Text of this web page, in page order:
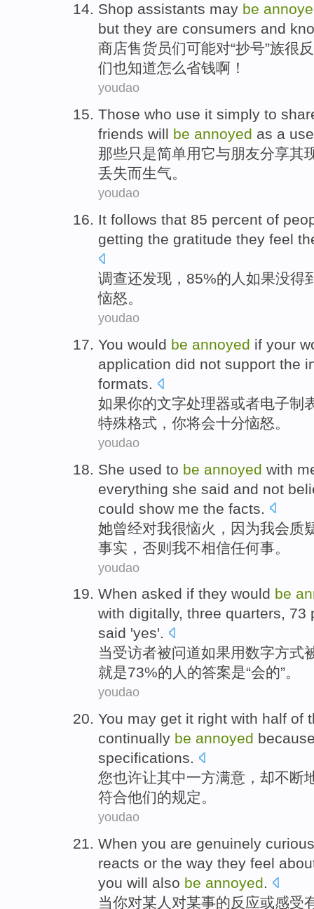
Shop assistants may be
but they are consumers and
商店售货员们可能对“抄号”族很
们也知道怎么省钱啊 ！
youdao
Those who use it simply to
friends will be annoyed as a
那些只是简单用它与朋友分享其
丢失而生气。
youdao
It follows that 85 percent of
getting the gratitude they feel
调查还发现，85%的 人 如果没得
恼怒。
youdao
You would be annoyed if your
application did not support the
formats.
如果你的文字处理器或者电子制
特殊格式， 你将会十分恼怒。
youdao
She used to be annoyed with
everything she said and not
could show me the facts.
她曾经对我很恼火， 因为我会质
事实，否则我不相信任何事 。
youdao
When asked if they would be
with digitally, three quarters, 73
said 'yes'.
当受访者被问道如果用数字方式
就是73%的 人 的答案是“会的”。
youdao
You may get it right with half of
continually be annoyed
specifications.
您也许让其中一方满意， 却不断
符合他们的规定。
youdao
When you are genuinely curious
reacts or the way they feel
you will also be annoyed.
当你对某人 对某事的反应或感受